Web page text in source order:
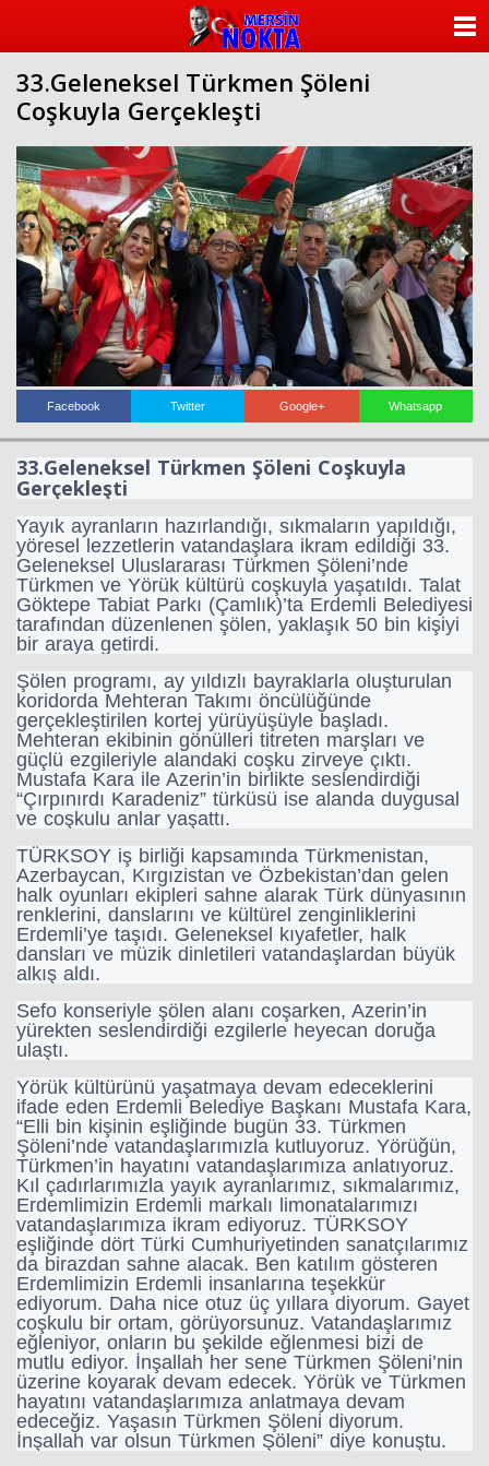
33.Geleneksel Türkmen Şöleni
Coşkuyla Gerçekleşti
Facebook Twitter Google+ Whatsapp
33.Geleneksel Türkmen Şöleni Coşkuyla
Gerçekleşti
Yayık ayranların hazırlandığı, sıkmaların yapıldığı,
yöresel lezzetlerin vatandaşlara ikram edildiği 33.
Geleneksel Uluslararası Türkmen Şöleni’nde
Türkmen ve Yörük kültürü coşkuyla yaşatıldı. Talat
Göktepe Tabiat Parkı (Çamlık)’ta Erdemli Belediyesi
tarafından düzenlenen şölen, yaklaşık 50 bin kişiyi
bir araya getirdi.
Şölen programı, ay yıldızlı bayraklarla oluşturulan
koridorda Mehteran Takımı öncülüğünde
gerçekleştirilen kortej yürüyüşüyle başladı.
Mehteran ekibinin gönülleri titreten marşları ve
güçlü ezgileriyle alandaki coşku zirveye çıktı.
Mustafa Kara ile Azerin’in birlikte seslendirdiği
“Çırpınırdı Karadeniz” türküsü ise alanda duygusal
ve coşkulu anlar yaşattı.
TÜRKSOY iş birliği kapsamında Türkmenistan,
Azerbaycan, Kırgızistan ve Özbekistan’dan gelen
halk oyunları ekipleri sahne alarak Türk dünyasının
renklerini, danslarını ve kültürel zenginliklerini
Erdemli’ye taşıdı. Geleneksel kıyafetler, halk
dansları ve müzik dinletileri vatandaşlardan büyük
alkış aldı.
Sefo konseriyle şölen alanı coşarken, Azerin’in
yürekten seslendirdiği ezgilerle heyecan doruğa
ulaştı.
Yörük kültürünü yaşatmaya devam edeceklerini
ifade eden Erdemli Belediye Başkanı Mustafa Kara,
“Elli bin kişinin eşliğinde bugün 33. Türkmen
Şöleni’nde vatandaşlarımızla kutluyoruz. Yörüğün,
Türkmen’in hayatını vatandaşlarımıza anlatıyoruz.
Kıl çadırlarımızla yayık ayranlarımız, sıkmalarımız,
Erdemlimizin Erdemli markalı limonatalarımızı
vatandaşlarımıza ikram ediyoruz. TÜRKSOY
eşliğinde dört Türki Cumhuriyetinden sanatçılarımız
da birazdan sahne alacak. Ben katılım gösteren
Erdemlimizin Erdemli insanlarına teşekkür
ediyorum. Daha nice otuz üç yıllara diyorum. Gayet
coşkulu bir ortam, görüyorsunuz. Vatandaşlarımız
eğleniyor, onların bu şekilde eğlenmesi bizi de
mutlu ediyor. İnşallah her sene Türkmen Şöleni’nin
üzerine koyarak devam edecek. Yörük ve Türkmen
hayatını vatandaşlarımıza anlatmaya devam
edeceğiz. Yaşasın Türkmen Şöleni diyorum.
İnşallah var olsun Türkmen Şöleni” diye konuştu.
KATEGORİLER
ANKETLER
FOTO GALERİ
VİDEO GALERİ
KÜNYE
Haberin Doğru Adresi.